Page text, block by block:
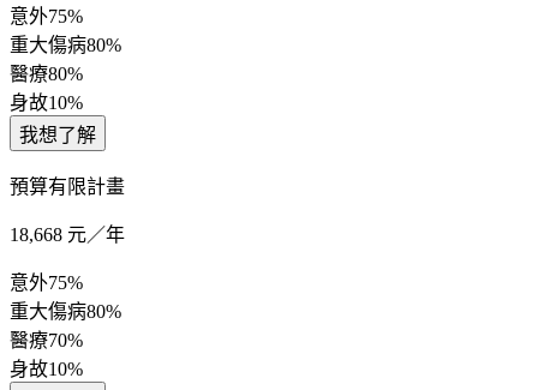
意外75%
重大傷病80%
醫療80%
身故10%
我想了解
預算有限計畫
18,668 元／年
意外75%
重大傷病80%
醫療70%
身故10%